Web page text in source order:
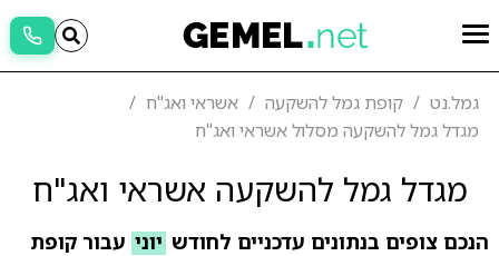
גמל.נט קופת גמל להשקעה
אשראי ואג"ח
מגדל גמל להשקעה מסלול אשראי ואג"ח
מגדל גמל להשקעה אשראי ואג"ח
הנכם צופים בנתונים עדכניים לחודש יוני עבור קופת